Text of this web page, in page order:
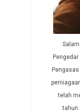
Pengasas
telah
tahun